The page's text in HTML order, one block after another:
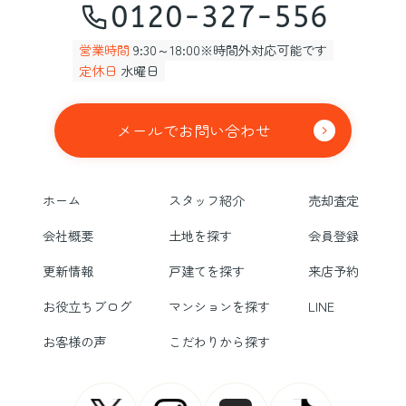
0120-327-556
営業時間 9:30～18:00※時間外対応可能です
定休日 水曜日
メールでお問い合わせ
ホーム スタッフ紹介
売却査定
会社概要
土地を探す
会員登録
更新情報
戸建てを探す
来店予約
お役立ちブログ
マンションを探す
LINE
お客様の声
こだわりから探す